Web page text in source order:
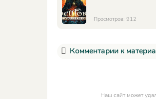
Просмотров: 912
Комментарии к
Наш сайт может